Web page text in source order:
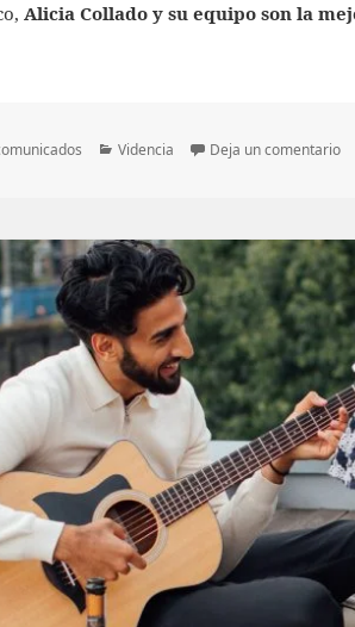
Alicia Collado y su equipo son la
Categorías
Videncia Deja un comentario